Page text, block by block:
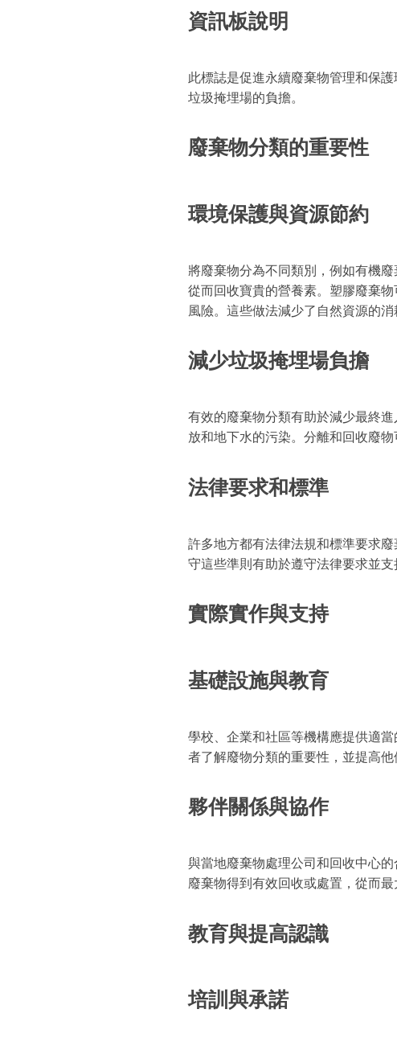
資訊板說明
此標誌是促進永續廢棄物管理和保
垃圾掩埋場的負擔。
廢棄物分類的重要性
環境保護與資源節約
將廢棄物分為不同類別，例如有機
從而回收寶貴的營養素。塑膠廢棄
風險。這些做法減少了自然資源的
減少垃圾掩埋場負擔
有效的廢棄物分類有助於減少最終
放和地下水的污染。分離和回收廢
法律要求和標準
許多地方都有法律法規和標準要求
守這些準則有助於遵守法律要求並支
實際實作與支持
基礎設施與教育
學校、企業和社區等機構應提供適
者了解廢物分類的重要性，並提高
夥伴關係與協作
與當地廢棄物處理公司和回收中心
廢棄物得到有效回收或處置，從而最
教育與提高認識
培訓與承諾